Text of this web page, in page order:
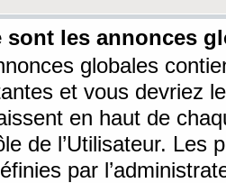
sont les annonces
globales
et vous devriez
en haut de
de l’Utilisateur. Les
par